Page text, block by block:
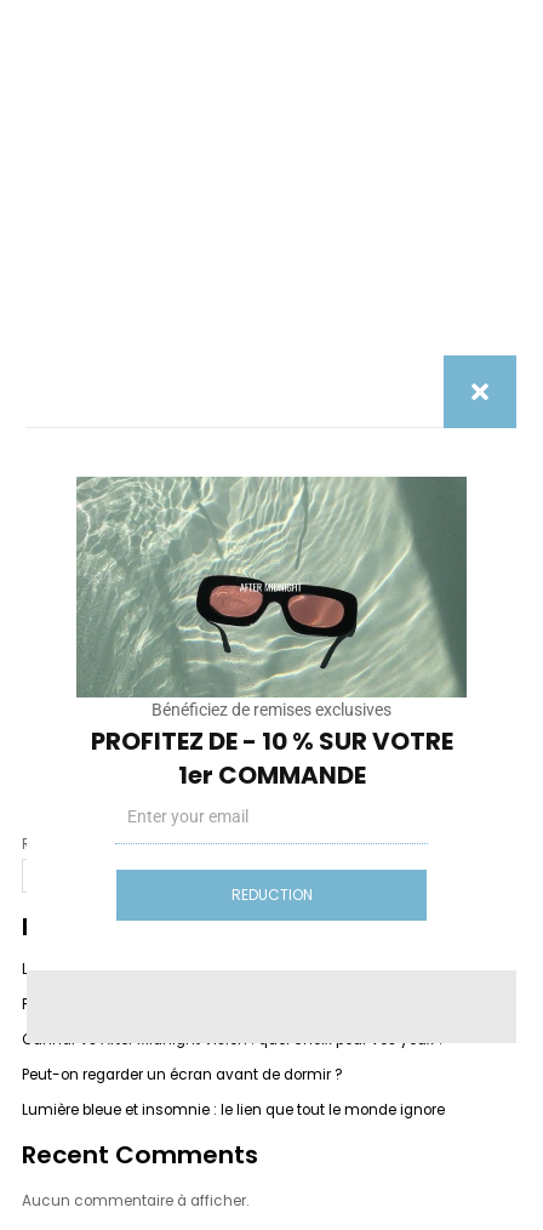
Internet
Enregistrer mon nom, mon e-mail et mon site dans le
navigateur pour mon prochain commentaire.
Rechercher
Rechercher
Recent Posts
Lunettes anti-lumière bleue vs filtre écran : quelle solution choisir ?
Felix Gray vs After Midnight Vision : quel choix pour vos yeux ?
Gunnar vs After Midnight Vision : quel choix pour vos yeux ?
Peut-on regarder un écran avant de dormir ?
Lumière bleue et insomnie : le lien que tout le monde ignore
Recent Comments
Aucun commentaire à afficher.
Bénéficiez de remises exclusives
PROFITEZ DE - 10 % SUR VOTRE
1er COMMANDE
REDUCTION